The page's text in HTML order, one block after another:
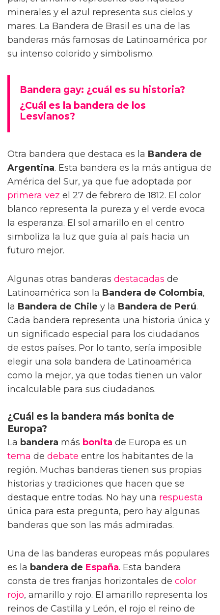
minerales y el azul representa sus cielos y
mares. La Bandera de Brasil es una de las
banderas más famosas de Latinoamérica por
su intenso colorido y simbolismo.
Bandera gay: ¿cuál es su historia?
¿Cuál es la bandera de los
Lesvianos?
Otra bandera que destaca es la Bandera de
Argentina. Esta bandera es la más antigua de
América del Sur, ya que fue adoptada por
primera vez el 27 de febrero de 1812. El color
blanco representa la pureza y el verde evoca
la esperanza. El sol amarillo en el centro
simboliza la luz que guía al país hacia un
futuro mejor.
Algunas otras banderas destacadas de
Latinoamérica son la Bandera de Colombia,
la Bandera de Chile y la Bandera de Perú.
Cada bandera representa una historia única y
un significado especial para los ciudadanos
de estos países. Por lo tanto, sería imposible
elegir una sola bandera de Latinoamérica
como la mejor, ya que todas tienen un valor
incalculable para sus ciudadanos.
¿Cuál es la bandera más bonita de
Europa?
La bandera más bonita de Europa es un
tema de debate entre los habitantes de la
región. Muchas banderas tienen sus propias
historias y tradiciones que hacen que se
destaque entre todas. No hay una respuesta
única para esta pregunta, pero hay algunas
banderas que son las más admiradas.
Una de las banderas europeas más populares
es la bandera de España. Esta bandera
consta de tres franjas horizontales de color
rojo, amarillo y rojo. El amarillo representa los
reinos de Castilla y León, el rojo el reino de